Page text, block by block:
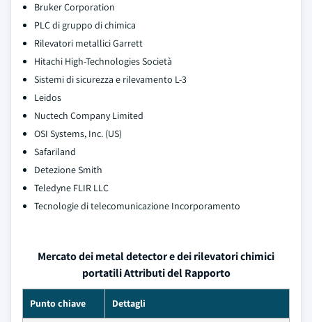
Bruker Corporation
PLC di gruppo di chimica
Rilevatori metallici Garrett
Hitachi High-Technologies Società
Sistemi di sicurezza e rilevamento L-3
Leidos
Nuctech Company Limited
OSI Systems, Inc. (US)
Safariland
Detezione Smith
Teledyne FLIR LLC
Tecnologie di telecomunicazione Incorporamento
Mercato dei metal detector e dei rilevatori chimici
portatili Attributi del Rapporto
Punto chiave Dettagli